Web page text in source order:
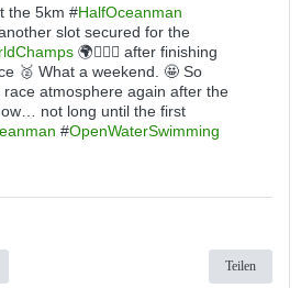
the 5km #HalfOceanman
slot secured for the
🌍🏊🏽‍♂️ after finishing
🥈 What a weekend. 🤩 So
atmosphere again after the
not long until the first
#OpenWaterSwimming
Teilen